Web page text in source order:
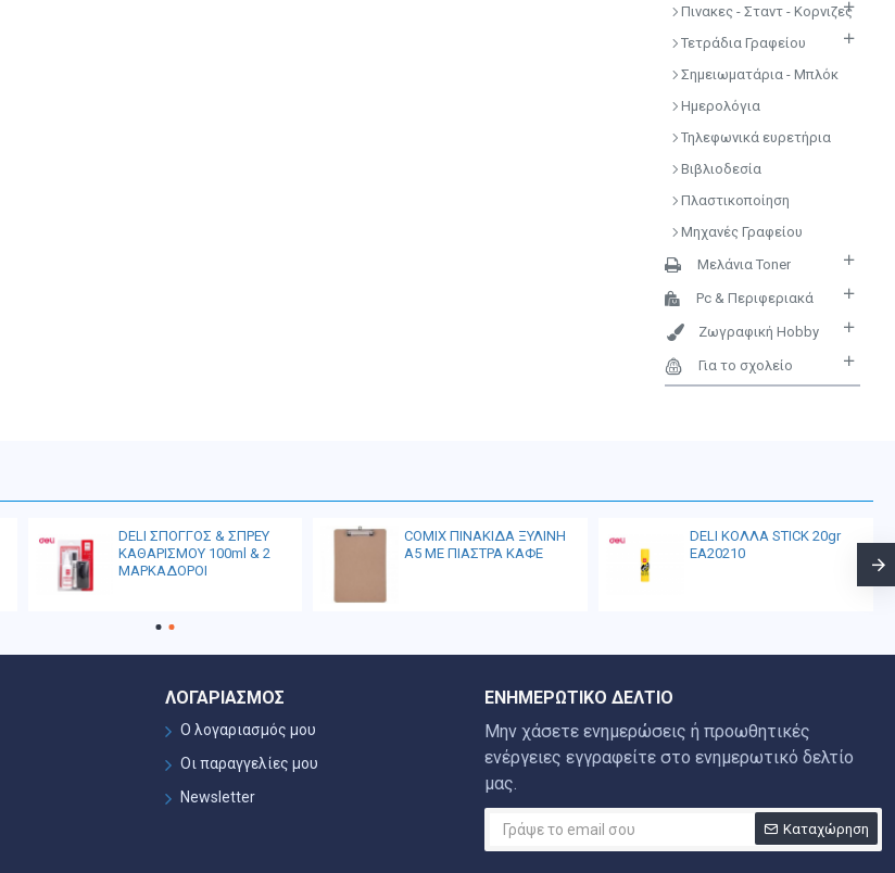
Πινακες - Σταντ - Κορνιζες
Τετράδια Γραφείου
Σημειωματάρια - Μπλόκ
Ημερολόγια
Τηλεφωνικά ευρετήρια
Βιβλιοδεσία
Πλαστικοποίηση
Μηχανές Γραφείου
Μελάνια Toner
Pc & Περιφεριακά
Ζωγραφική Hobby
Για το σχολείο
DELI ΣΠΟΓΓΟΣ & ΣΠΡΕΥ
ΚΑΘΑΡΙΣΜΟΥ 100ml & 2
ΜΑΡΚΑΔΟΡΟΙ
COMIX ΠΙΝΑΚΙΔΑ ΞΥΛΙΝΗ
Α5 ΜΕ ΠΙΑΣΤΡΑ ΚΑΦΕ
DELI ΚΟΛΛΑ STICK 20gr
EA20210
ΛΟΓΑΡΙΑΣΜΌΣ
Ο λογαριασμός μου
Οι παραγγελίες μου
Newsletter
ΕΝΗΜΕΡΩΤΙΚΌ ΔΕΛΤΊΟ
Μην χάσετε ενημερώσεις ή προωθητικές
ενέργειες εγγραφείτε στο ενημερωτικό δελτίο
μας.
Καταχώρηση